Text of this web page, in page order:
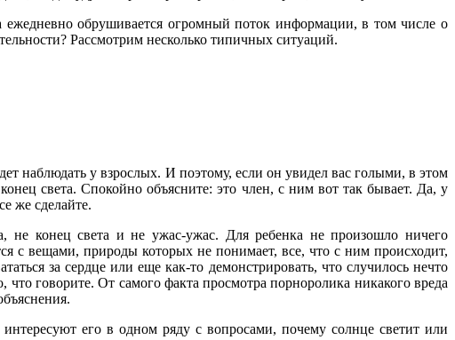
обрушивается огромный поток информации, в том числе о
Рассмотрим несколько типичных ситуаций.
наблюдать у взрослых. И поэтому, если он увидел вас голыми, в этом
света. Спокойно объясните: это член, с ним вот так бывает. Да, у
же сделайте.
не конец света и не ужас-ужас. Для ребенка не произошло ничего
с вещами, природы которых не понимает, все, что с ним происходит,
за сердце или еще как-то демонстрировать, что случилось нечто
говорите. От самого факта просмотра порноролика никакого вреда
его в одном ряду с вопросами, почему солнце светит или